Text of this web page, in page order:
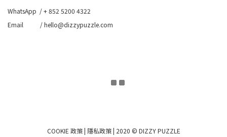
WhatsApp /+ 852 5200 4322
Email / hello@dizzypuzzle.com
COOKIE 政策| 隱私政策| 2020 © DIZZY PUZZLE